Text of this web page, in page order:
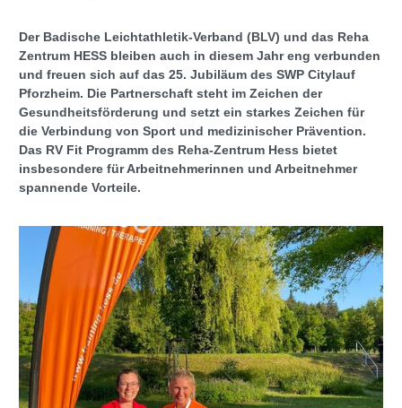
Der Badische Leichtathletik-Verband (BLV) und das Reha
Zentrum HESS bleiben auch in diesem Jahr eng verbunden
und freuen sich auf das 25. Jubiläum des SWP Citylauf
Pforzheim. Die Partnerschaft steht im Zeichen der
Gesundheitsförderung und setzt ein starkes Zeichen für
die Verbindung von Sport und medizinischer Prävention.
Das RV Fit Programm des Reha-Zentrum Hess bietet
insbesondere für Arbeitnehmerinnen und Arbeitnehmer
spannende Vorteile.